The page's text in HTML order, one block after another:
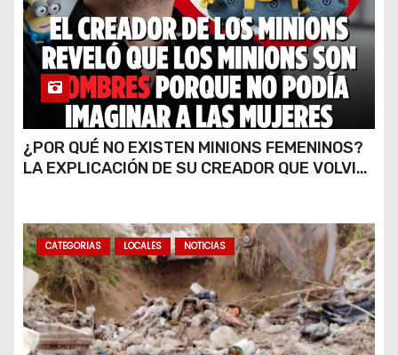
¿POR QUÉ NO EXISTEN MINIONS FEMENINOS?
LA EXPLICACIÓN DE SU CREADOR QUE VOLVIÓ
CATEGORIAS LOCALES NOTICIAS